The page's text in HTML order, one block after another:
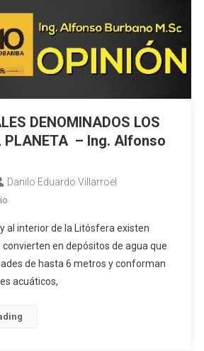
DENOMINADOS LOS
PLANETA – Ing. Alfonso
Danilo Eduardo Villarroel
En
HUMEDALES
DENOMINADOS
LOS
RIÑONES
PLANETA
al interior de la Litósfera existen
en depósitos de agua que
de hasta 6 metros y conforman
acuáticos,